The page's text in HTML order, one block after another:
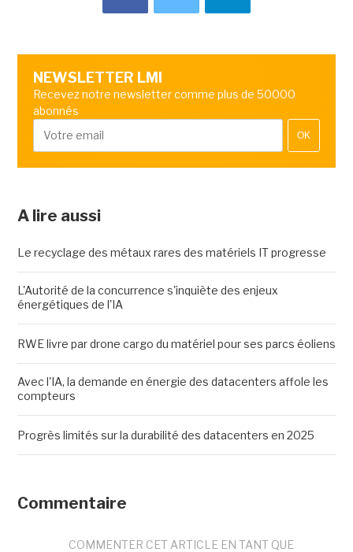
NEWSLETTER LMI
Recevez notre newsletter comme plus de 50000
abonnés
OK
A lire aussi
Le recyclage des métaux rares des matériels IT progresse
L'Autorité de la concurrence s'inquiète des enjeux
énergétiques de l'IA
RWE livre par drone cargo du matériel pour ses parcs éoliens
Avec l'IA, la demande en énergie des datacenters affole les
compteurs
Progrès limités sur la durabilité des datacenters en 2025
Commentaire
COMMENTER CET ARTICLE EN TANT QUE